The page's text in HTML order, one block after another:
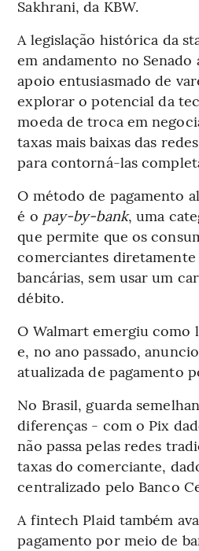
Sakhrani, da KBW.
A legislação histórica da
em andamento no
apoio entusiasmado de
explorar o potencial da
moeda de troca em
taxas mais baixas das
para contorná-las
O método de pagamento
é o pay-by-bank, uma
que permite que os
comerciantes diretamente
bancárias, sem usar um
débito.
O Walmart emergiu como
e, no ano passado,
atualizada de pagamento
No Brasil, guarda
diferenças - com o Pix
não passa pelas redes
taxas do comerciante,
centralizado pelo Banco
A fintech Plaid também
pagamento por meio de